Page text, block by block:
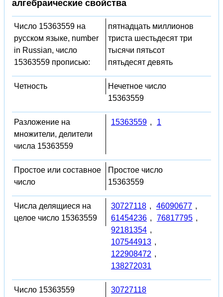
алгебраические свойства
Число 15363559 на
русском языке, number
in Russian, число
15363559 прописью:
пятнадцать миллионов
триста шестьдесят три
тысячи пятьсот
пятьдесят девять
Четность
Нечетное число
15363559
Разложение на
множители, делители
числа 15363559
15363559 , 1
Простое или составное
число
Простое число
15363559
Числа делящиеся на
целое число 15363559
30727118 , 46090677 ,
61454236 , 76817795 ,
92181354 ,
107544913 ,
122908472 ,
138272031
Число 15363559
30727118